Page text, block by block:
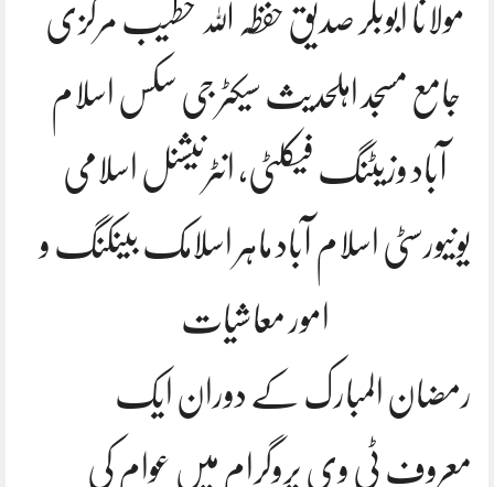
مولانا ابوبکر صدیق حفظہ اللہ خطیب مرکزی
جامع مسجد اہلحدیث سیکٹر جی سکس اسلام
آباد وزیٹنگ فیکلٹی، انٹرنیشنل اسلامی
یونیورسٹی اسلام آباد ماہر اسلامک بینکنگ و
امور معاشیات
رمضان المبارک کے دوران ایک
معروف ٹی وی پروگرام میں عوام کی